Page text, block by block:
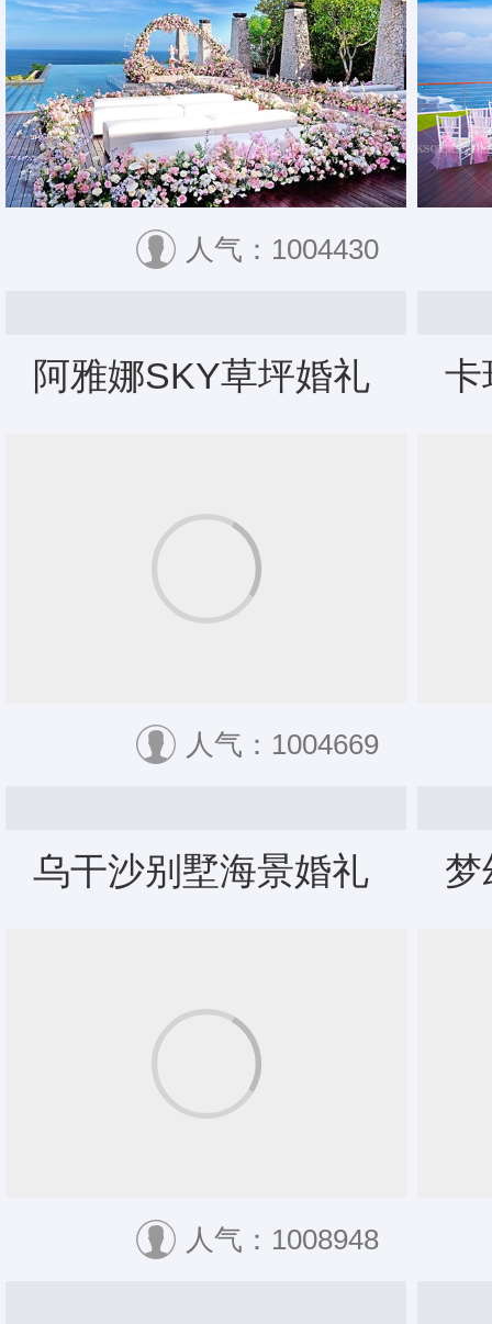
人气：1004430
阿雅娜SKY草坪婚礼
人气：1004669
卡
乌干沙别墅海景婚礼
人气：1008948
梦